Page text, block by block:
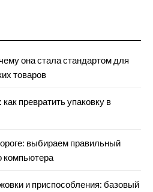
она стала стандартом для
товаров
превратить упаковку в
выбираем правильный
компьютера
и приспособления: базовый